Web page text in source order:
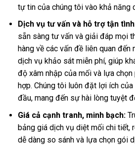
tự tin của chúng tôi vào khả năng
Dịch vụ tư vấn và hỗ trợ tận
sẵn sàng tư vấn và giải đáp mọi
hàng về các vấn đề liên quan đến
dịch vụ khảo sát miễn phí, giúp
độ xâm nhập của mối và lựa
hợp. Chúng tôi luôn đặt lợi ích của
đầu, mang đến sự hài lòng tuyệt
Giá cả cạnh tranh, minh bạch:
bảng giá dịch vụ diệt mối chi tiết,
dễ dàng so sánh và lựa chọn gói